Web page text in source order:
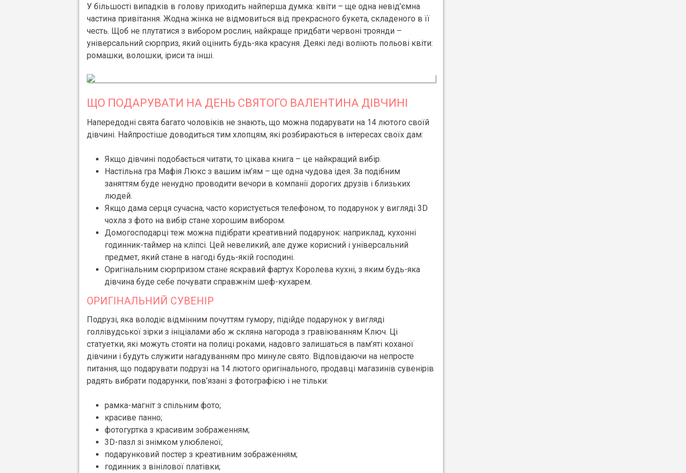
У більшості випадків в голову приходить найперша думка: квіти – ще одна невід’ємна
частина привітання. Жодна жінка не відмовиться від прекрасного букета, складеного в її
честь. Щоб не плутатися з вибором рослин, найкраще придбати червоні троянди –
універсальний сюрприз, який оцінить будь-яка красуня. Деякі леді воліють польові квіти:
ромашки, волошки, іриси та інші.
ЩО ПОДАРУВАТИ НА ДЕНЬ СВЯТОГО ВАЛЕНТИНА ДІВЧИНІ
Напередодні свята багато чоловіків не знають, що можна подарувати на 14 лютого своїй
дівчині. Найпростіше доводиться тим хлопцям, які розбираються в інтересах своїх дам:
Якщо дівчині подобається читати, то цікава книга – це найкращий вибір.
Настільна гра Мафія Люкс з вашим ім’ям – ще одна чудова ідея. За подібним
заняттям буде ненудно проводити вечори в компанії дорогих друзів і близьких
людей.
Якщо дама серця сучасна, часто користується телефоном, то подарунок у вигляді 3D
чохла з фото на вибір стане хорошим вибором.
Домогосподарці теж можна підібрати креативний подарунок: наприклад, кухонні
годинник-таймер на кліпсі. Цей невеликий, але дуже корисний і універсальний
предмет, який стане в нагоді будь-якій господині.
Оригінальним сюрпризом стане яскравий фартух Королева кухні, з яким будь-яка
дівчина буде себе почувати справжнім шеф-кухарем.
ОРИГІНАЛЬНИЙ СУВЕНІР
Подрузі, яка володіє відмінним почуттям гумору, підійде подарунок у вигляді
голлівудської зірки з ініціалами або ж скляна нагорода з гравіюванням Ключ. Ці
статуетки, які можуть стояти на полиці роками, надовго залишаться в пам’яті коханої
дівчини і будуть служити нагадуванням про минуле свято. Відповідаючи на непросте
питання, що подарувати подрузі на 14 лютого оригінального, продавці магазинів сувенірів
радять вибрати подарунки, пов’язані з фотографією і не тільки:
рамка-магніт з спільним фото;
красиве панно;
фотогуртка з красивим зображенням;
3D-пазл зі знімком улюбленої;
подарунковий постер з креативним зображенням;
годинник з вінілової платівки;